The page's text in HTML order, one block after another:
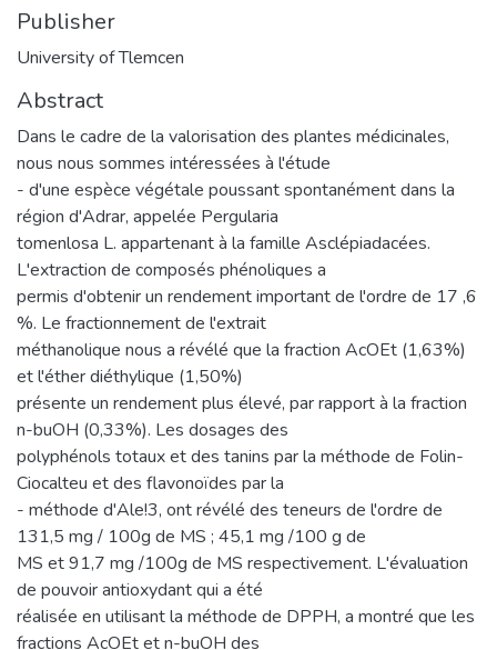
Publisher
University of Tlemcen
Abstract
Dans le cadre de la valorisation des plantes médicinales,
nous nous sommes intéressées à l'étude
- d'une espèce végétale poussant spontanément dans la
région d'Adrar, appelée Pergularia
tomenlosa L. appartenant à la famille Asclépiadacées.
L'extraction de composés phénoliques a
permis d'obtenir un rendement important de l'ordre de 17 ,6
%. Le fractionnement de l'extrait
méthanolique nous a révélé que la fraction AcOEt (1,63%)
et l'éther diéthylique (1,50%)
présente un rendement plus élevé, par rapport à la fraction
n-buOH (0,33%). Les dosages des
polyphénols totaux et des tanins par la méthode de Folin-
Ciocalteu et des flavonoïdes par la
- méthode d'Ale!3, ont révélé des teneurs de l'ordre de
131,5 mg / 100g de MS ; 45,1 mg /100 g de
MS et 91,7 mg /100g de MS respectivement. L'évaluation
de pouvoir antioxydant qui a été
réalisée en utilisant la méthode de DPPH, a montré que les